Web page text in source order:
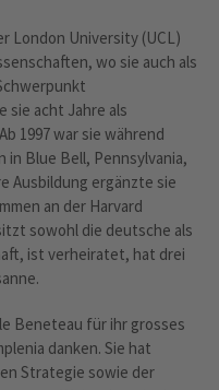
London University (UCL)
wo sie auch als
sie acht Jahre als
1997 war sie während
in Blue Bell, Pennsylvania,
Ausbildung ergänzte sie
an der Harvard
sowohl die deutsche als
ist verheiratet, hat drei
Beneteau für ihr grosses
danken. Sie hat
Strategie sowie der